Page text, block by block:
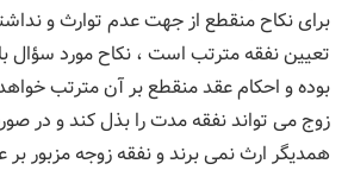
برای نکاح منقطع از جهت عدم توارث و
تعیین نفقه مترتب است ، نکاح مورد سؤال
بوده و احکام عقد منقطع بر آن مترتب
زوج می تواند نفقه مدت را بذل کند و در
همدیگر ارث نمی برند و نفقه زوجه مزبور